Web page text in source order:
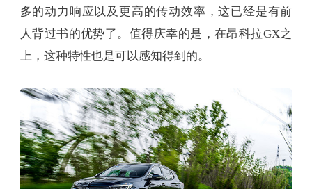
多的动力响应以及更高的传动效率，这已经是有前
人背过书的优势了。值得庆幸的是，在昂科拉GX之
上，这种特性也是可以感知得到的。